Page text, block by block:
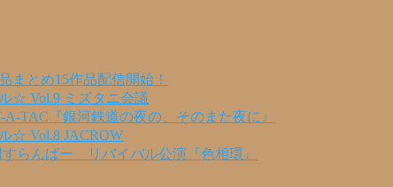
まとめ15作品配信開始！
☆ Vol.9 ミズタニ会議
A-TAC『銀河鉄道の夜の、そのまた夜に』
☆ Vol.8 JACROW
すらんばー リバイバル公演『色相環』